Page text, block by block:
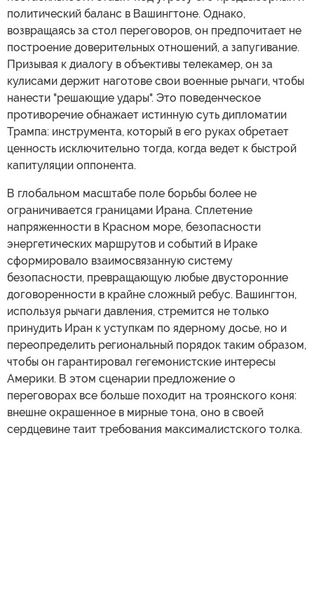
политический баланс в Вашингтоне. Однако,
возвращаясь за стол переговоров, он предпочитает не
построение доверительных отношений, а запугивание.
Призывая к диалогу в объективы телекамер, он за
кулисами держит наготове свои военные рычаги, чтобы
нанести "решающие удары". Это поведенческое
противоречие обнажает истинную суть дипломатии
Трампа: инструмента, который в его руках обретает
ценность исключительно тогда, когда ведет к быстрой
капитуляции оппонента.
В глобальном масштабе поле борьбы более не
ограничивается границами Ирана. Сплетение
напряженности в Красном море, безопасности
энергетических маршрутов и событий в Ираке
сформировало взаимосвязанную систему
безопасности, превращающую любые двусторонние
договоренности в крайне сложный ребус. Вашингтон,
используя рычаги давления, стремится не только
принудить Иран к уступкам по ядерному досье, но и
переопределить региональный порядок таким образом,
чтобы он гарантировал гегемонистские интересы
Америки. В этом сценарии предложение о
переговорах все больше походит на троянского коня:
внешне окрашенное в мирные тона, оно в своей
сердцевине таит требования максималистского толка.